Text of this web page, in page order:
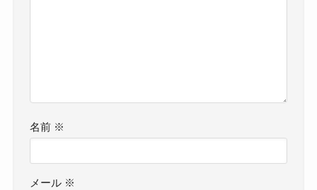
名前 ※
メール ※